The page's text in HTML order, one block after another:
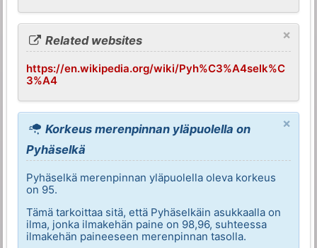
×
Related websites
https://en.wikipedia.org/wiki/Pyh%C3%A4selk%C
3%A4
×
Korkeus merenpinnan yläpuolella on
Pyhäselkä
Pyhäselkä merenpinnan yläpuolella oleva korkeus
on 95.
Tämä tarkoittaa sitä, että Pyhäselkäin asukkaalla on
ilma, jonka ilmakehän paine on 98,96, suhteessa
ilmakehän paineeseen merenpinnan tasolla.